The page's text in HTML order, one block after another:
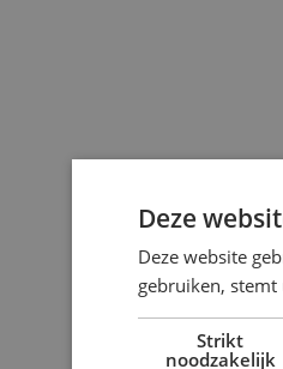
Deze
Deze website
gebruiken,
Strikt
noodzakelijk